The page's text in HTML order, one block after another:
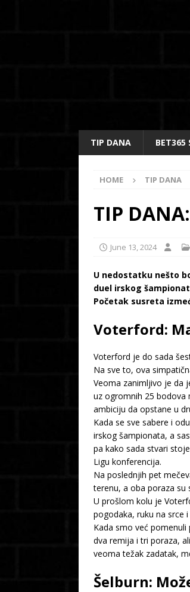
TIP DANA BET365
HOME TIP DANA
TIP
June 13, 2024
U nedostatku nešto
duel irskog
Početak susreta
Voterford:
Voterford je do sada
Na sve to, ova
Veoma zanimljivo je da
uz ogromnih 25 bodova
ambiciju da opstane u
Kada se sve sabere i
irskog šampionata, a
pa kako sada stvari
Ligu konferencija.
Na poslednjih pet
terenu, a oba poraza su
U prošlom kolu je
pogodaka, ruku na srce
Kada smo već
dva remija i tri poraza,
veoma težak zadatak,
Šelburn: